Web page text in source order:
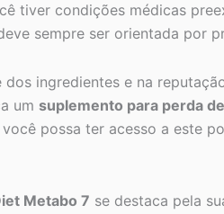
tiver condições médicas
sempre ser orientada por
dos ingredientes e na
um suplemento para perda
possa ter acesso a este
Metabo 7 se destaca pela